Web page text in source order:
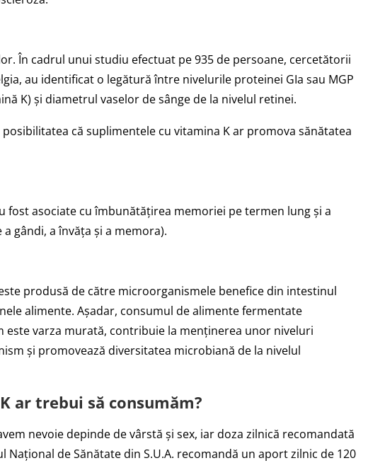
În cadrul unui studiu efectuat pe 935 de persoane, cercetătorii
au identificat o legătură între nivelurile proteinei GIa sau MGP
K) și diametrul vaselor de sânge de la nivelul retinei.
că suplimentele cu vitamina K ar promova sănătatea
fost asociate cu îmbunătățirea memoriei pe termen lung și a
gândi, a învăța și a memora).
produsă de către microorganismele benefice din intestinul
alimente. Așadar, consumul de alimente fermentate
este varza murată, contribuie la menținerea unor niveluri
și promovează diversitatea microbiană de la nivelul
ar trebui să consumăm?
nevoie depinde de vârstă și sex, iar doza zilnică recomandată
de Sănătate din S.U.A. recomandă un aport zilnic de 120